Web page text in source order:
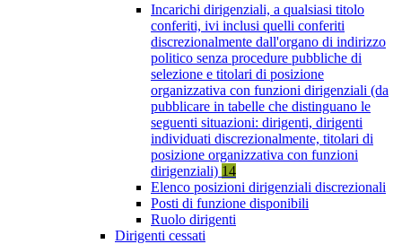
Incarichi dirigenziali, a qualsiasi titolo
conferiti, ivi inclusi quelli conferiti
discrezionalmente dall'organo di indirizzo
politico senza procedure pubbliche di
selezione e titolari di posizione
organizzativa con funzioni dirigenziali (da
pubblicare in tabelle che distinguano le
seguenti situazioni: dirigenti, dirigenti
individuati discrezionalmente, titolari di
posizione organizzativa con funzioni
dirigenziali) 14
Elenco posizioni dirigenziali discrezionali
Posti di funzione disponibili
Ruolo dirigenti
Dirigenti cessati